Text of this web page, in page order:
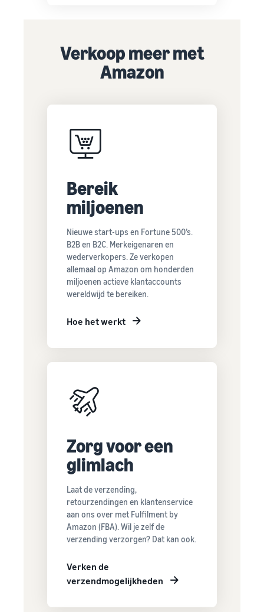
Verkoop meer met
Amazon
Bereik
miljoenen
Nieuwe start-ups en Fortune 500’s.
B2B en B2C. Merkeigenaren en
wederverkopers. Ze verkopen
allemaal op Amazon om honderden
miljoenen actieve klantaccounts
wereldwijd te bereiken.
Hoe het werkt
Zorg voor een
glimlach
Laat de verzending,
retourzendingen en klantenservice
aan ons over met Fulfilment by
Amazon (FBA). Wil je zelf de
verzending verzorgen? Dat kan ook.
Verken de
verzendmogelijkheden